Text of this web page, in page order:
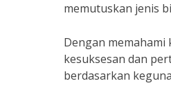
memutuskan jenis
Dengan
kesuksesan dan
berdasarkan